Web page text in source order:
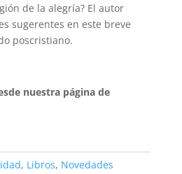
de la alegría? El autor
sugerentes en este breve
poscristiano.
nuestra página de
, Libros, Novedades